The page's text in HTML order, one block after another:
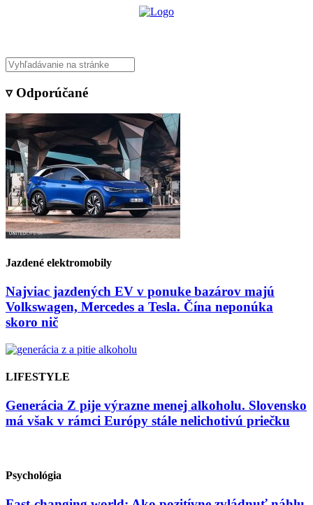
▿ Odporúčané
Jazdené elektromobily
Najviac jazdených EV v ponuke bazárov majú
Volkswagen, Mercedes a Tesla. Čína neponúka
skoro nič
LIFESTYLE
Generácia Z pije výrazne menej alkoholu. Slovensko
má však v rámci Európy stále nelichotivú priečku
Psychológia